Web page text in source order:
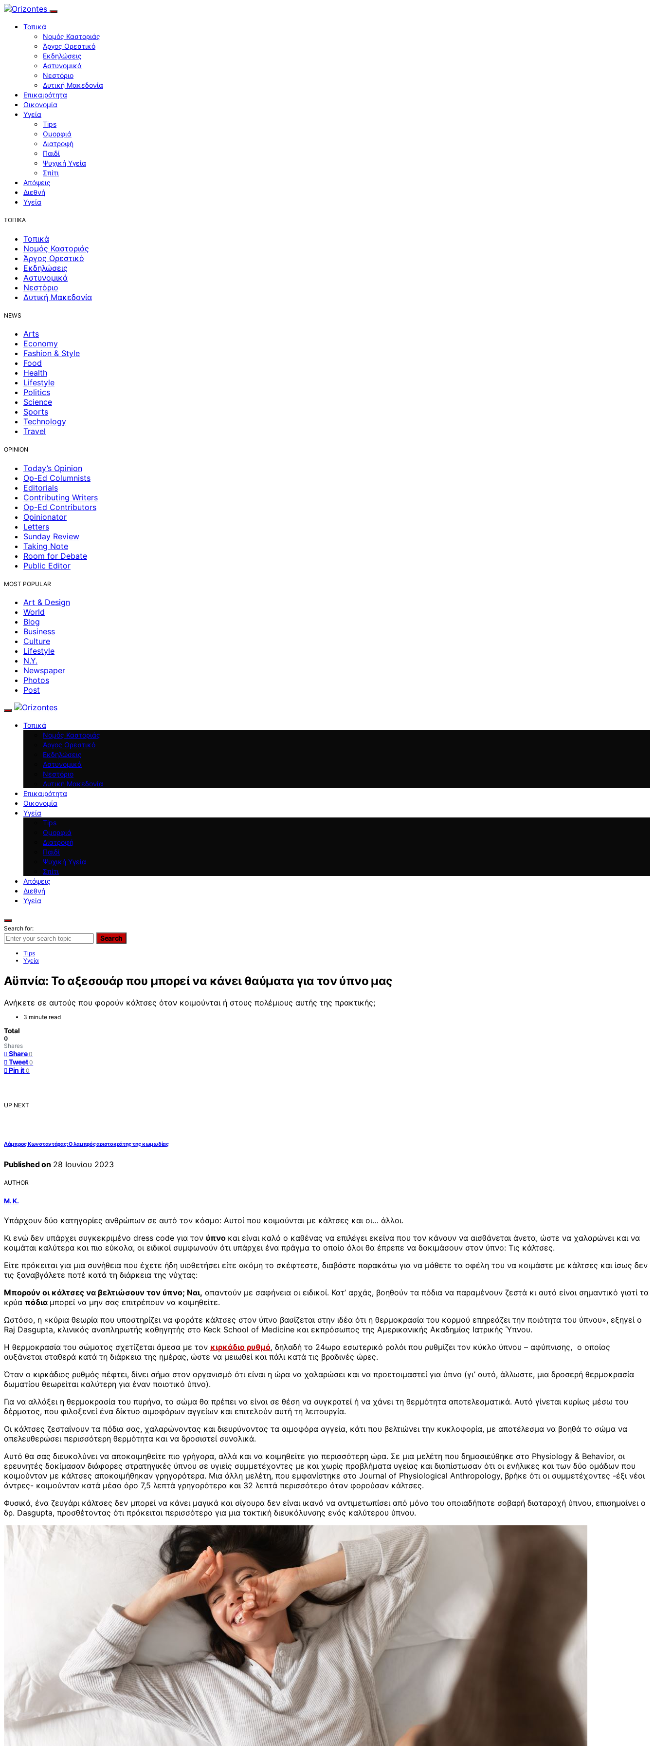
Τοπικά
Νομός Καστοριάς
Άργος Ορεστικό
Εκδηλώσεις
Αστυνομικά
Νεστόριο
Δυτική Μακεδονία
Επικαιρότητα
Οικονομία
Υγεία
Tips
Ομορφιά
Διατροφή
Παιδί
Ψυχική Υγεία
Σπίτι
Απόψεις
Διεθνή
Υγεία
ΤΟΠΙΚΑ
Τοπικά
Νομός Καστοριάς
Άργος Ορεστικό
Εκδηλώσεις
Αστυνομικά
Νεστόριο
Δυτική Μακεδονία
NEWS
Arts
Economy
Fashion & Style
Food
Health
Lifestyle
Politics
Science
Sports
Technology
Travel
OPINION
Today’s Opinion
Op-Ed Columnists
Editorials
Contributing Writers
Op-Ed Contributors
Opinionator
Letters
Sunday Review
Taking Note
Room for Debate
Public Editor
MOST POPULAR
Art & Design
World
Blog
Business
Culture
Lifestyle
N.Y.
Newspaper
Photos
Post
Τοπικά
Νομός Καστοριάς
Άργος Ορεστικό
Εκδηλώσεις
Αστυνομικά
Νεστόριο
Δυτική Μακεδονία
Επικαιρότητα
Οικονομία
Υγεία
Tips
Ομορφιά
Διατροφή
Παιδί
Ψυχική Υγεία
Σπίτι
Απόψεις
Διεθνή
Υγεία
Search for:
Search
Tips
Υγεία
Αϋπνία: Το αξεσουάρ που μπορεί να κάνει θαύματα για τον ύπνο μας
Ανήκετε σε αυτούς που φορούν κάλτσες όταν κοιμούνται ή στους πολέμιους αυτής της πρακτικής;
3 minute read
Total
0
Shares
Share 0
Tweet 0
Pin it 0
UP NEXT
Λάμπρος Κωνσταντάρας: Ο λαμπρός αριστοκράτης της κωμωδίας
Published on 28 Ιουνίου 2023
AUTHOR
Μ. Κ.
Υπάρχουν δύο κατηγορίες ανθρώπων σε αυτό τον κόσμο: Αυτοί που κοιμούνται με κάλτσες και οι… άλλοι.
Κι ενώ δεν υπάρχει συγκεκριμένο dress code για τον ύπνο και είναι καλό ο καθένας να επιλέγει εκείνα που τον κάνουν να αισθάνεται άνετα, ώστε να χαλαρώνει και να
κοιμάται καλύτερα και πιο εύκολα, οι ειδικοί συμφωνούν ότι υπάρχει ένα πράγμα το οποίο όλοι θα έπρεπε να δοκιμάσουν στον ύπνο: Τις κάλτσες.
Είτε πρόκειται για μια συνήθεια που έχετε ήδη υιοθετήσει είτε ακόμη το σκέφτεστε, διαβάστε παρακάτω για να μάθετε τα οφέλη του να κοιμάστε με κάλτσες και ίσως δεν
τις ξαναβγάλετε ποτέ κατά τη διάρκεια της νύχτας:
Μπορούν οι κάλτσες να βελτιώσουν τον ύπνο; Ναι, απαντούν με σαφήνεια οι ειδικοί. Κατ’ αρχάς, βοηθούν τα πόδια να παραμένουν ζεστά κι αυτό είναι σημαντικό γιατί τα
κρύα πόδια μπορεί να μην σας επιτρέπουν να κοιμηθείτε.
Ωστόσο, η «κύρια θεωρία που υποστηρίζει να φοράτε κάλτσες στον ύπνο βασίζεται στην ιδέα ότι η θερμοκρασία του κορμού επηρεάζει την ποιότητα του ύπνου», εξηγεί ο
Raj Dasgupta, κλινικός αναπληρωτής καθηγητής στο Keck School of Medicine και εκπρόσωπος της Αμερικανικής Ακαδημίας Ιατρικής Ύπνου.
Η θερμοκρασία του σώματος σχετίζεται άμεσα με τον κιρκάδιο ρυθμό, δηλαδή το 24ωρο εσωτερικό ρολόι που ρυθμίζει τον κύκλο ύπνου – αφύπνισης, ο οποίος
αυξάνεται σταθερά κατά τη διάρκεια της ημέρας, ώστε να μειωθεί και πάλι κατά τις βραδινές ώρες.
Όταν ο κιρκάδιος ρυθμός πέφτει, δίνει σήμα στον οργανισμό ότι είναι η ώρα να χαλαρώσει και να προετοιμαστεί για ύπνο (γι’ αυτό, άλλωστε, μια δροσερή θερμοκρασία
δωματίου θεωρείται καλύτερη για έναν ποιοτικό ύπνο).
Για να αλλάξει η θερμοκρασία του πυρήνα, το σώμα θα πρέπει να είναι σε θέση να συγκρατεί ή να χάνει τη θερμότητα αποτελεσματικά. Αυτό γίνεται κυρίως μέσω του
δέρματος, που φιλοξενεί ένα δίκτυο αιμοφόρων αγγείων και επιτελούν αυτή τη λειτουργία.
Οι κάλτσες ζεσταίνουν τα πόδια σας, χαλαρώνοντας και διευρύνοντας τα αιμοφόρα αγγεία, κάτι που βελτιώνει την κυκλοφορία, με αποτέλεσμα να βοηθά το σώμα να
απελευθερώσει περισσότερη θερμότητα και να δροσιστεί συνολικά.
Αυτό θα σας διευκολύνει να αποκοιμηθείτε πιο γρήγορα, αλλά και να κοιμηθείτε για περισσότερη ώρα. Σε μια μελέτη που δημοσιεύθηκε στο Physiology & Behavior‌, οι
ερευνητές δοκίμασαν διάφορες στρατηγικές ύπνου σε υγιείς συμμετέχοντες με και χωρίς προβλήματα υγείας και διαπίστωσαν ότι οι ενήλικες και των δύο ομάδων που
κοιμούνταν με κάλτσες αποκοιμήθηκαν γρηγορότερα. Μια άλλη μελέτη, που εμφανίστηκε στο Journal of Physiological Anthropology‌, βρήκε ότι οι συμμετέχοντες -έξι νέοι
άντρες- κοιμούνταν κατά μέσο όρο 7,5 λεπτά γρηγορότερα και 32 λεπτά περισσότερο όταν φορούσαν κάλτσες.
Φυσικά, ένα ζευγάρι κάλτσες δεν μπορεί να κάνει μαγικά και σίγουρα δεν είναι ικανό να αντιμετωπίσει από μόνο του οποιαδήποτε σοβαρή διαταραχή ύπνου, επισημαίνει ο
δρ. Dasgupta, προσθέτοντας ότι πρόκειται περισσότερο για μια τακτική διευκόλυνσης ενός καλύτερου ύπνου.